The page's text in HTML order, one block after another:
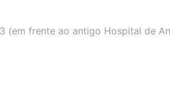
(em frente ao antigo Hospital de